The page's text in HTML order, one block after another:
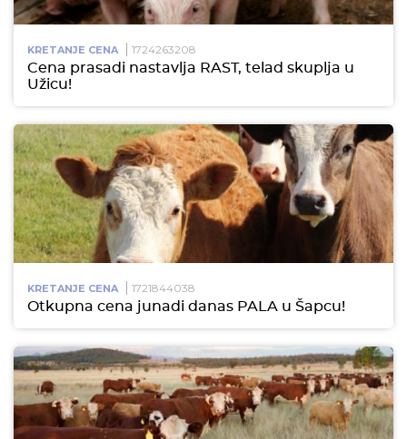
KRETANJE CENA 1724263208
Cena prasadi nastavlja RAST, telad skuplja u
Užicu!
KRETANJE CENA 1721844038
Otkupna cena junadi danas PALA u Šapcu!